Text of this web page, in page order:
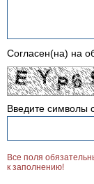
Согласен(на) на
Введите символы
Все поля
к заполнению!